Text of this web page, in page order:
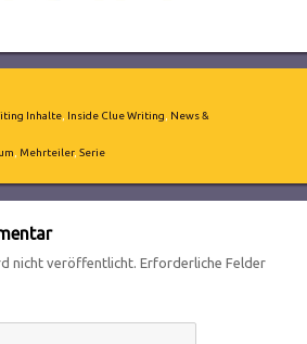
Inhalte Inside Clue Writing News &
Mehrteiler, Serie
nicht veröffentlicht.